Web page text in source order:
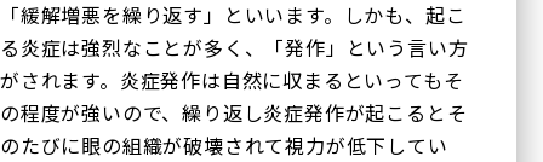
「緩解増悪を繰り返す」といいます。しかも、起こ
る炎症は強烈なことが多く、「発作」という言い方
がされます。炎症発作は自然に収まるといってもそ
の程度が強いので、繰り返し炎症発作が起こるとそ
のたびに眼の組織が破壊されて視力が低下してい